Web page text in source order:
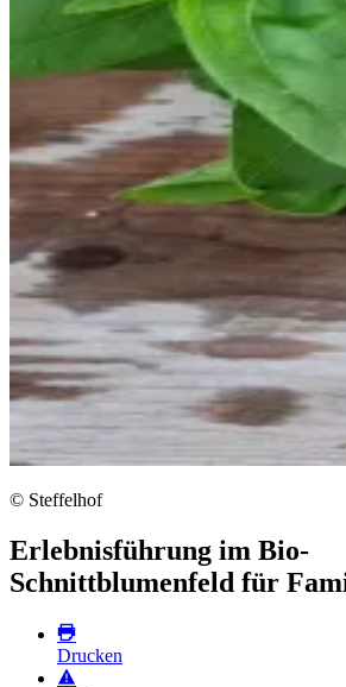
© Steffelhof
Erlebnisführung im Bio-
Schnittblumenfeld für
Drucken